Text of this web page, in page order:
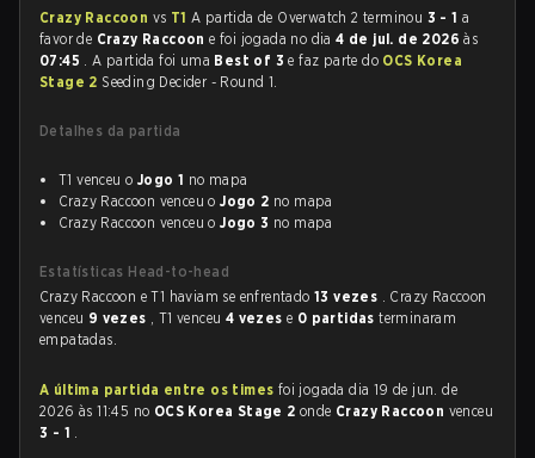
Crazy Raccoon vs T1A partida de Overwatch 2 terminou 3 - 1 a
favor de Crazy Raccoone foi jogada no dia4 de jul. de 2026às
07:45 . A partida foi uma Best of 3e faz parte do OCS Korea
Stage 2 Seeding Decider - Round 1.
Detalhes da partida
T1 venceu o Jogo 1 no mapa
Crazy Raccoon venceu oJogo 2 no mapa
Crazy Raccoon venceu oJogo 3 no mapa
Estatísticas Head-to-head
Crazy Raccoon e T1 haviam se enfrentado 13 vezes . Crazy Raccoon
venceu 9 vezes , T1 venceu 4 vezese 0 partidasterminaram
empatadas.
A última partida entre os times foi jogada dia 19 de jun. de
2026 às 11:45 no OCS Korea Stage 2onde Crazy Raccoon venceu
3 - 1 .